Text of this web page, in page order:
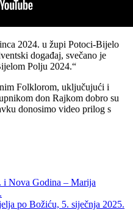
2024. u župi Potoci-Bijelo
događaj, svečano je
Polju 2024.“
Folklorom, uključujući i
don Rajkom dobro su
donosimo video prilog s
i Nova Godina – Marija
po Božiću, 5. siječnja 2025.